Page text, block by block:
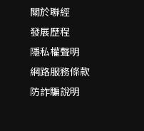
關於聯經
發展歷程
隱私權聲明
網路服務條款
防詐騙說明